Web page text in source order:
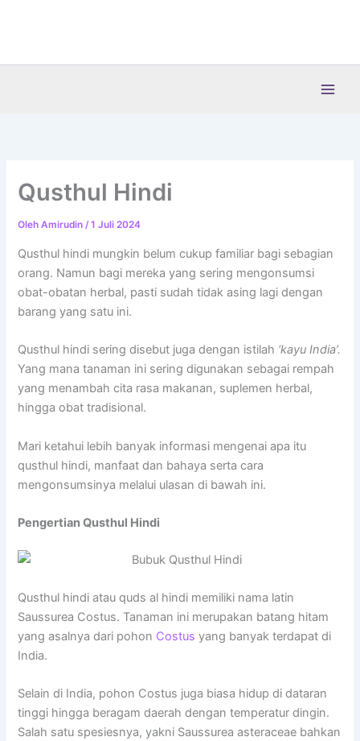
Qusthul Hindi
OlehAmirudin/1 Juli 2024
Qusthul hindi mungkin belum cukup familiar bagi sebagian
orang. Namun bagi mereka yang sering mengonsumsi
obat-obatan herbal, pasti sudah tidak asing lagi dengan
barang yang satu ini.
Qusthul hindi sering disebut juga dengan istilah ‘kayu India’.
Yang mana tanaman ini sering digunakan sebagai rempah
yang menambah cita rasa makanan, suplemen herbal,
hingga obat tradisional.
Mari ketahui lebih banyak informasi mengenai apa itu
qusthul hindi, manfaat dan bahaya serta cara
mengonsumsinya melalui ulasan di bawah ini.
Pengertian Qusthul Hindi
Qusthul hindi atau quds al hindi memiliki nama latin
Saussurea Costus. Tanaman ini merupakan batang hitam
yang asalnya dari pohon Costus yang banyak terdapat di
India.
Selain di India, pohon Costus juga biasa hidup di dataran
tinggi hingga beragam daerah dengan temperatur dingin.
Salah satu spesiesnya, yakni Saussurea asteraceae bahkan